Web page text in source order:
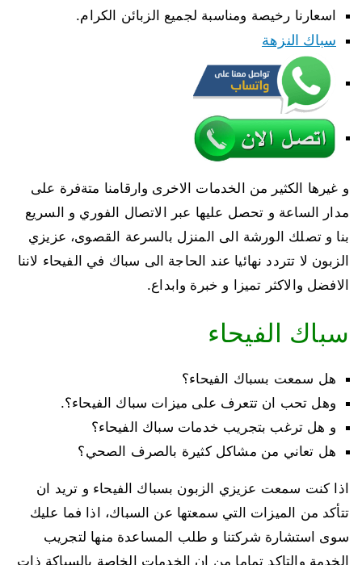
اسعارنا رخيصة ومناسبة لجميع الزبائن الكرام.
سباك النزهة
و غيرها الكثير من الخدمات الاخرى وارقامنا متةفرة على
مدار الساعة و تحصل عليها عبر الاتصال الفوري و السريع
بنا و تصلك الورشة الى المنزل بالسرعة القصوى، عزيزي
الزبون لا تتردد نهائيا عند الحاجة الى سباك في الفيحاء لاننا
الافضل والاكثر تميزا و خبرة وابداع.
سباك الفيحاء
هل سمعت بسباك الفيحاء؟
وهل تحب ان تتعرف على ميزات سباك الفيحاء؟.
و هل ترغب بتجريب خدمات سباك الفيحاء؟
هل تعاني من مشاكل كثيرة بالصرف الصحي؟
اذا كنت سمعت عزيزي الزبون بسباك الفيحاء و تريد ان
تتأكد من الميزات التي سمعتها عن السباك، اذا فما عليك
سوى استشارة شركتنا و طلب المساعدة منها لتجريب
الخدمة والتاكد تماما من ان الخدمات الخاصة بالسباكة ذات